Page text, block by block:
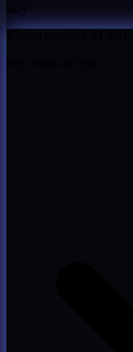
razy